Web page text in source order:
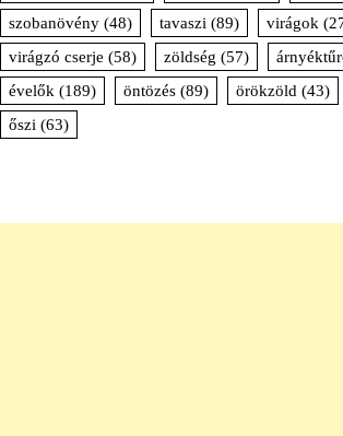
szobanövény (48) tavaszi (89) virágok
virágzó cserje (58) zöldség (57)
évelők (189) öntözés (89) örökzöld (43)
őszi (63)